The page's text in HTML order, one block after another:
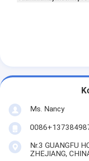
Zu Hause
Produkte
Ms. Nancy
Nr.3 GUANGFU
ZHEJIANG,